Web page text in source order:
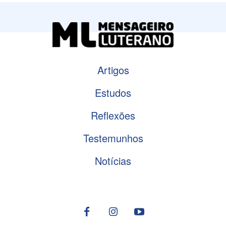
Artigos
Estudos
Reflexões
Testemunhos
Notícias